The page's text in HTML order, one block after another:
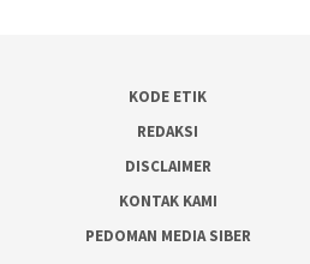
KODE ETIK
REDAKSI
DISCLAIMER
KONTAK KAMI
PEDOMAN MEDIA SIBER